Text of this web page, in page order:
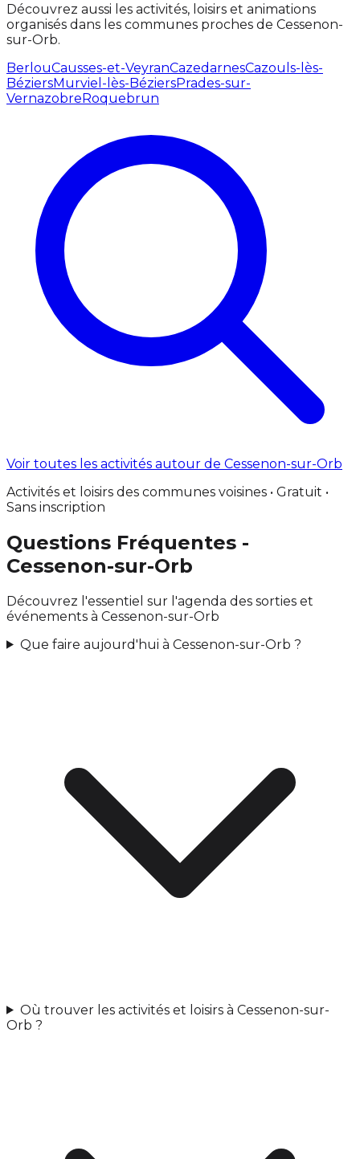
Découvrez aussi les activités, loisirs et animations
organisés dans les communes proches de Cessenon-
sur-Orb.
BerlouCausses-et-VeyranCazedarnesCazouls-lès-
BéziersMurviel-lès-BéziersPrades-sur-
VernazobreRoquebrun
Voir toutes les activités autour de Cessenon-sur-Orb
Activités et loisirs des communes voisines • Gratuit •
Sans inscription
Questions Fréquentes -
Cessenon-sur-Orb
Découvrez l'essentiel sur l'agenda des sorties et
événements à Cessenon-sur-Orb
Que faire aujourd'hui à Cessenon-sur-Orb ?
Où trouver les activités et loisirs à Cessenon-sur-
Orb ?